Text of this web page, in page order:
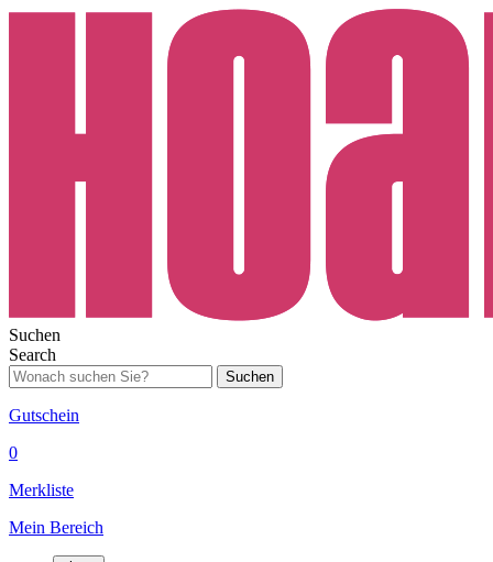
Suchen
Search
Suchen
Gutschein
0
Merkliste
Mein Bereich